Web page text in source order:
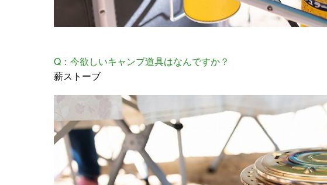
Q：今欲しいキャンプ道具はなんですか？
薪ストーブ